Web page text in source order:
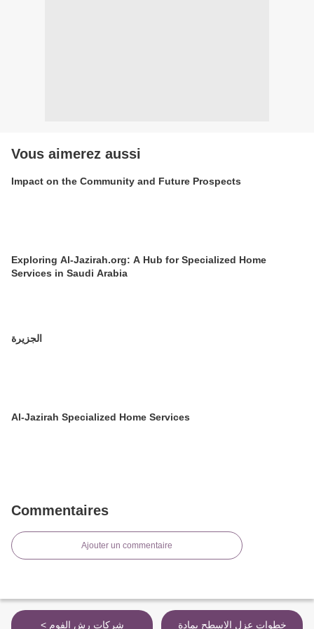
Vous aimerez aussi
Impact on the Community and Future Prospects
Exploring Al-Jazirah.org: A Hub for Specialized Home
Services in Saudi Arabia
الجزيرة
Al-Jazirah Specialized Home Services
Commentaires
Ajouter un commentaire
< شركات رش الفوم خطوات عزل الاسطح بمادة